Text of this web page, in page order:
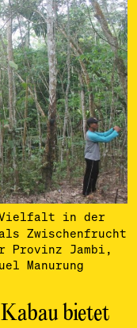
in der
Zwischenfrucht
Provinz Jambi,
Manurung
bietet